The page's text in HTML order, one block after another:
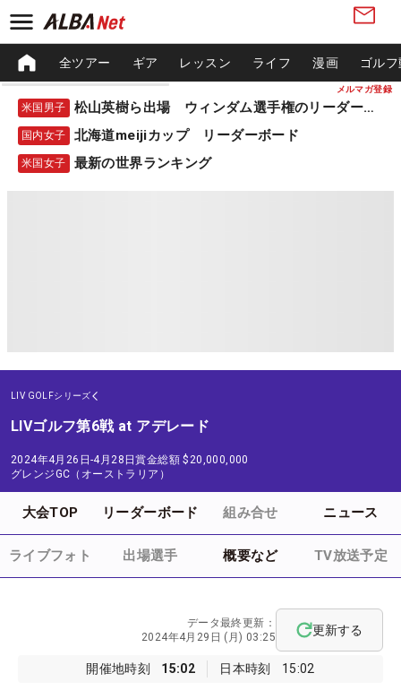
メルマガ登録
全ツアー ギア レッスン ライフ 漫画 ゴル
米国男子 松山英樹ら出場 ウィンダム選手権のリーダーボード
国内女子 北海道meijiカップ リーダーボード
米国女子 最新の世界ランキング
LIV GOLFシリーズ
LIVゴルフ第6戦 at アデレード
2024年4月26日-4月28日賞金総額 $20,000,000
グレンジGC（オーストラリア）
大会TOP リーダーボード 組み合せ ニュース
ライブフォト 出場選手 概要など TV放送予定
開催地時刻 15:02 日本時刻 15:02
データ最終更新：
2024年4月29日 (月) 03:25
更新する